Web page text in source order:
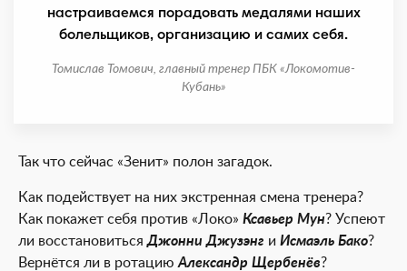
настраиваемся порадовать медалями наших
болельщиков, организацию и самих себя.
Томислав Томович, главный тренер ПБК «Локомотив-
Кубань»
Так что сейчас «Зенит» полон загадок.
Как подействует на них экстренная смена тренера?
Как покажет себя против «Локо» Ксавьер Мун? Успеют
ли восстановитьсяДжонни Джузэнг и Исмаэль Бако?
Вернётся ли в ротацию Александр Щербенёв?